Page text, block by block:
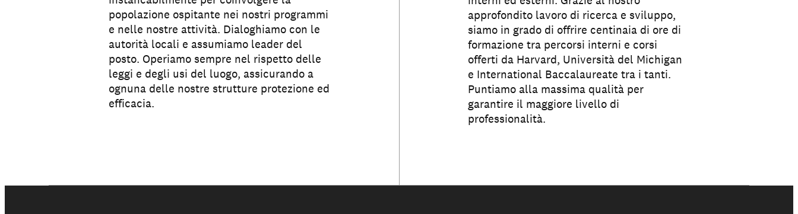
popolazione ospitante nei nostri programmi
e nelle nostre attività. Dialoghiamo con le
autorità locali e assumiamo leader del
posto. Operiamo sempre nel rispetto delle
leggi e degli usi del luogo, assicurando a
ognuna delle nostre strutture protezione ed
efficacia.
approfondito lavoro di ricerca e sviluppo,
siamo in grado di offrire centinaia di ore di
formazione tra percorsi interni e corsi
offerti da Harvard, Università del Michigan
e International Baccalaureate tra i tanti.
Puntiamo alla massima qualità per
garantire il maggiore livello di
professionalità.